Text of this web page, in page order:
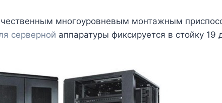
многоуровневым монтажным
серверной аппаратуры фиксируется в стойку